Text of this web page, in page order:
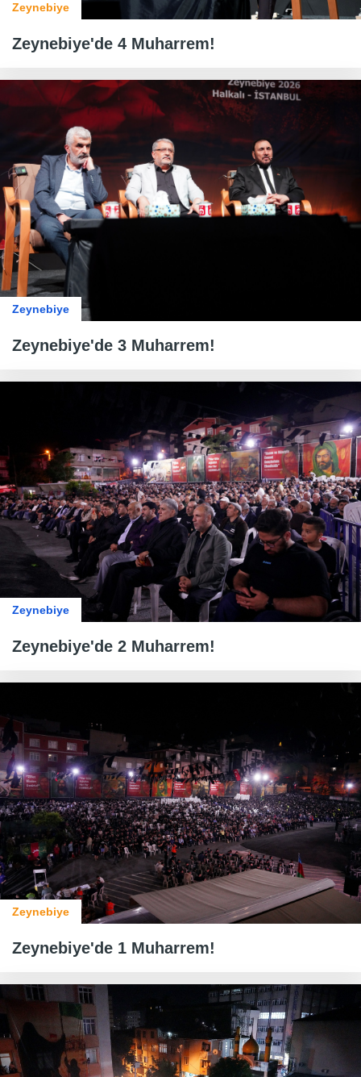
Zeynebiye
Zeynebiye'de 4 Muharrem!
Zeynebiye
Zeynebiye'de 3 Muharrem!
Zeynebiye
Zeynebiye'de 2 Muharrem!
Zeynebiye
Zeynebiye'de 1 Muharrem!